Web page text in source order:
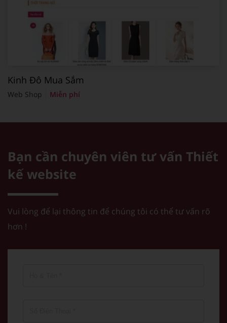
Kinh Đô Mua Sắm
Web Shop Miễn phí
Bạn cần chuyên viên tư vấn Thiết
kế website
Vui lòng để lại thông tin để chúng tôi có thể tư vấn rõ
hơn !